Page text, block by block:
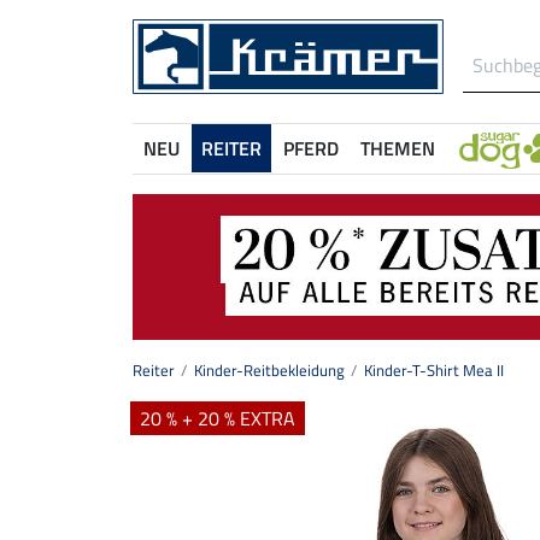
NEU REITER PFERD THEMEN
Reiter Kinder-Reitbekleidung Kinder-T-Shirt Mea II
20 % + 20 % EXTRA